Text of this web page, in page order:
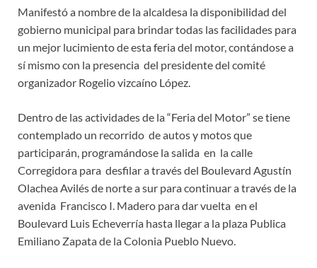
Manifestó a nombre de la alcaldesa la disponibilidad del
gobierno municipal para brindar todas las facilidades para
un mejor lucimiento de esta feria del motor, contándose a
sí mismo con la presencia del presidente del comité
organizador Rogelio vizcaíno López.
Dentro de las actividades de la “Feria del Motor” se tiene
contemplado un recorrido de autos y motos que
participarán, programándose la salida en la calle
Corregidora para desfilar a través del Boulevard Agustín
Olachea Avilés de norte a sur para continuar a través de la
avenida Francisco I. Madero para dar vuelta en el
Boulevard Luis Echeverría hasta llegar a la plaza Publica
Emiliano Zapata de la Colonia Pueblo Nuevo.